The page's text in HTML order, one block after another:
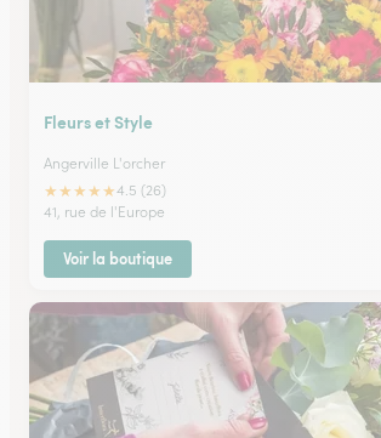
Fleurs et Style
Angerville L'orcher
★★★★★4.5 (26)
41, rue de l'Europe
Voir la boutique